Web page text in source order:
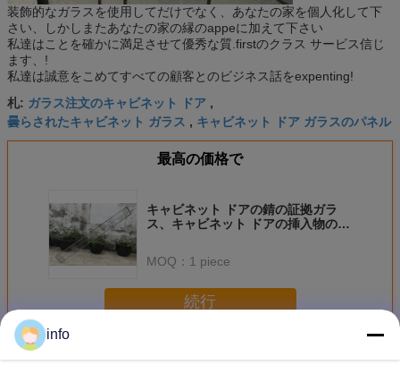
装飾的なガラスを使用してだけでなく、あなたの家を個人化して下
さい、しかしまたあなたの家の縁のappeに加えて下さい
私達はことを確かに満足させて優秀な質.firstのクラス サービス信じ
ます、!
私達は誠意をこめてすべての顧客とのビジネス話をexpenting!
札: ガラス注文のキャビネット ドア ,
曇らされたキャビネット ガラス , キャビネット ドア ガラスのパネル
最高の価格で
キャビネット ドアの錆の証拠ガラ
ス、キャビネット ドアの挿入物のた
MOQ：
1 piece
続行
多く食器棚ガラス
info